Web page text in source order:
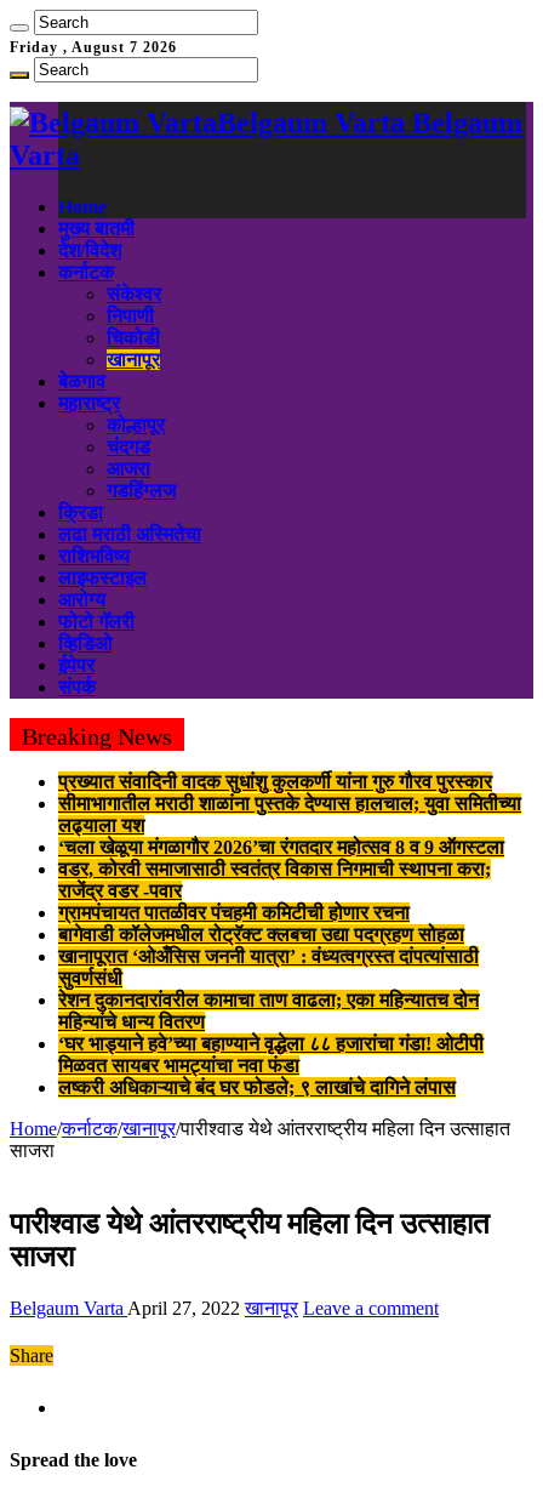
Friday , August 7 2026
Belgaum Varta Belgaum
Varta
Home
मुख्य बातमी
देश/विदेश
कर्नाटक
संकेश्वर
निपाणी
चिकोडी
खानापूर
बेळगाव
महाराष्ट्र
कोल्हापूर
चंदगड
आजरा
गडहिंग्लज
क्रिडा
लढा मराठी अस्मितेचा
राशिभविष्य
लाइफस्टाइल
आरोग्य
फोटो गॅलरी
व्हिडिओ
ईपेपर
संपर्क
Breaking News
प्रख्यात संवादिनी वादक सुधांशु कुलकर्णी यांना गुरु गौरव पुरस्कार
सीमाभागातील मराठी शाळांना पुस्तके देण्यास हालचाल; युवा समितीच्या
लढ्याला यश
‘चला खेळूया मंगळागौर 2026’चा रंगतदार महोत्सव 8 व 9 ऑगस्टला
वडर, कोरवी समाजासाठी स्वतंत्र विकास निगमाची स्थापना करा;
राजेंद्र वडर -पवार
ग्रामपंचायत पातळीवर पंचहमी कमिटीची होणार रचना
बागेवाडी कॉलेजमधील रोट्रॅक्ट क्लबचा उद्या पदग्रहण सोहळा
खानापूरात ‘ओअँसिस जननी यात्रा’ : वंध्यत्वग्रस्त दांपत्यांसाठी
सुवर्णसंधी
रेशन दुकानदारांवरील कामाचा ताण वाढला; एका महिन्यातच दोन
महिन्यांचे धान्य वितरण
‘घर भाड्याने हवे’च्या बहाण्याने वृद्धेला ८८ हजारांचा गंडा! ओटीपी
मिळवत सायबर भामट्यांचा नवा फंडा
लष्करी अधिकाऱ्याचे बंद घर फोडले; ९ लाखांचे दागिने लंपास
Home/कर्नाटक/खानापूर/पारीश्वाड येथे आंतरराष्ट्रीय महिला दिन उत्साहात
साजरा
पारीश्वाड येथे आंतरराष्ट्रीय महिला दिन उत्साहात
साजरा
Belgaum Varta April 27, 2022 खानापूर Leave a comment
Share
Spread the love